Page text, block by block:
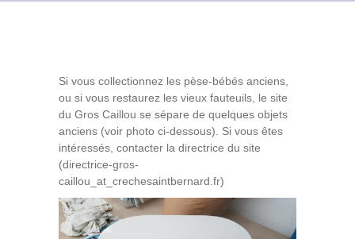
Si vous collectionnez les pèse-bébés anciens,
ou si vous restaurez les vieux fauteuils, le site
du Gros Caillou se sépare de quelques objets
anciens (voir photo ci-dessous). Si vous êtes
intéressés, contacter la directrice du site
(directrice-gros-
caillou_at_crechesaintbernard.fr)